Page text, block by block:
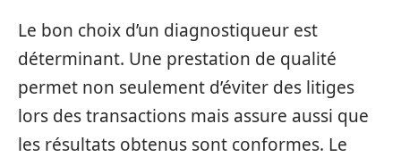
Le bon choix d’un diagnostiqueur est
déterminant. Une prestation de qualité
permet non seulement d’éviter des litiges
lors des transactions mais assure aussi que
les résultats obtenus sont conformes. Le